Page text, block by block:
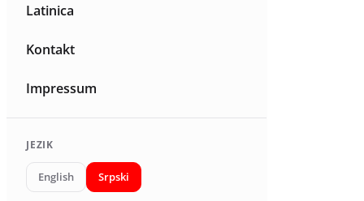
Latinica
Kontakt
Impressum
JEZIK
English Srpski